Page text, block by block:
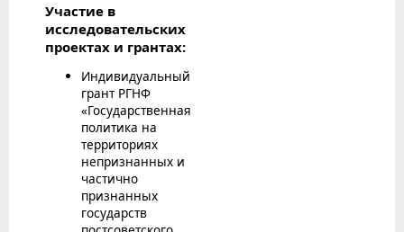
Участие в
исследовательских
проектах и грантах:
Индивидуальный
грант РГНФ
«Государственная
политика на
территориях
непризнанных и
частично
признанных
государств